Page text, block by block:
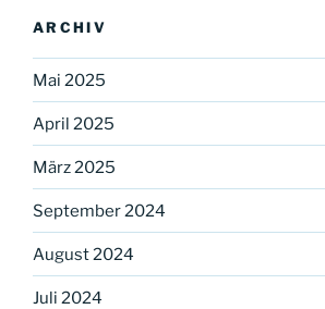
ARCHIV
Mai 2025
April 2025
März 2025
September 2024
August 2024
Juli 2024